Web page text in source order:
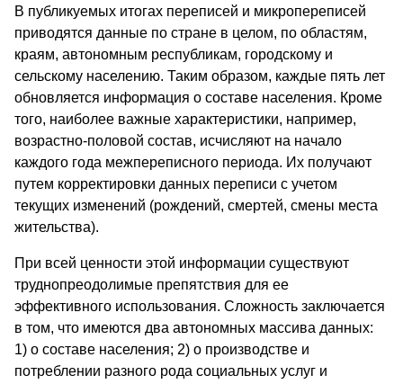
В публикуемых итогах переписей и микропереписей
приводятся данные по стране в целом, по областям,
краям, автономным республикам, городскому и
сельскому населению. Таким образом, каждые пять лет
обновляется информация о составе населения. Кроме
того, наиболее важные характеристики, например,
возрастно-половой состав, исчисляют на начало
каждого года межпереписного периода. Их получают
путем корректировки данных переписи с учетом
текущих изменений (рождений, смертей, смены места
жительства).
При всей ценности этой информации существуют
труднопреодолимые препятствия для ее
эффективного использования. Сложность заключается
в том, что имеются два автономных массива данных:
1) о составе населения; 2) о производстве и
потреблении разного рода социальных услуг и